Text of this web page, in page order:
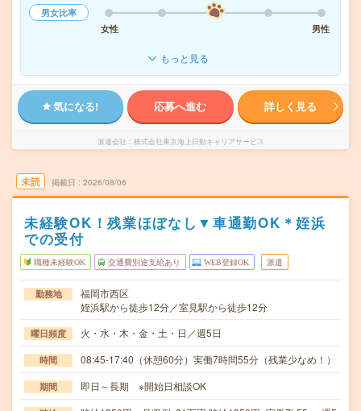
男女比率
女性
男性
もっと見る
気になる! 応募へ進む 詳しく見る
派遣会社 株式会社東京海上日動キャリアサービス
未読 掲載日 2026/08/06
未経験OK！残業ほぼなし▼車通勤OK＊姪浜
での受付
職種未経験OK 交通費別途支給あり WEB登録OK 派遣
勤務地
福岡市西区
姪浜駅から徒歩12分／室見駅から徒歩12分
曜日頻度 火・水・木・金・土・日／週5日
時間 08:45-17:40（休憩60分）実働7時間55分（残業少なめ！）
期間 即日～長期 ※開始日相談OK